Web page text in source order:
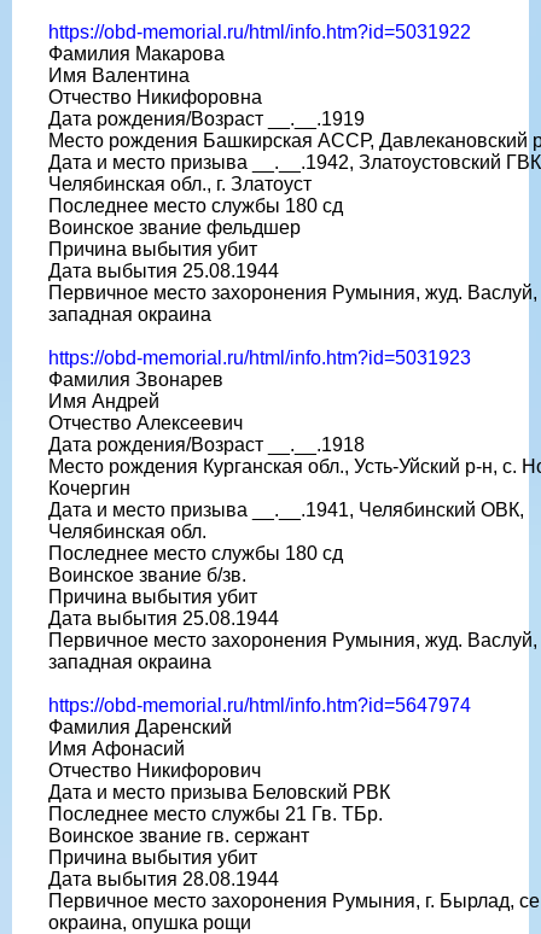
https://obd-memorial.ru/html/info.htm?id=5031922
Фамилия Макарова
Имя Валентина
Отчество Никифоровна
Дата рождения/Возраст __.__.1919
Место рождения Башкирская АССР, Давлекановский
Дата и место призыва __.__.1942, Златоустовский
Челябинская обл., г. Златоуст
Последнее место службы 180 сд
Воинское звание фельдшер
Причина выбытия убит
Дата выбытия 25.08.1944
Первичное место захоронения Румыния, жуд. Васлуй,
западная окраина
https://obd-memorial.ru/html/info.htm?id=5031923
Фамилия Звонарев
Имя Андрей
Отчество Алексеевич
Дата рождения/Возраст __.__.1918
Место рождения Курганская обл., Усть-Уйский р-н, с.
Кочергин
Дата и место призыва __.__.1941, Челябинский ОВК,
Челябинская обл.
Последнее место службы 180 сд
Воинское звание б/зв.
Причина выбытия убит
Дата выбытия 25.08.1944
Первичное место захоронения Румыния, жуд. Васлуй,
западная окраина
https://obd-memorial.ru/html/info.htm?id=5647974
Фамилия Даренский
Имя Афонасий
Отчество Никифорович
Дата и место призыва Беловский РВК
Последнее место службы 21 Гв. ТБр.
Воинское звание гв. сержант
Причина выбытия убит
Дата выбытия 28.08.1944
Первичное место захоронения Румыния, г. Бырлад,
окраина, опушка рощи